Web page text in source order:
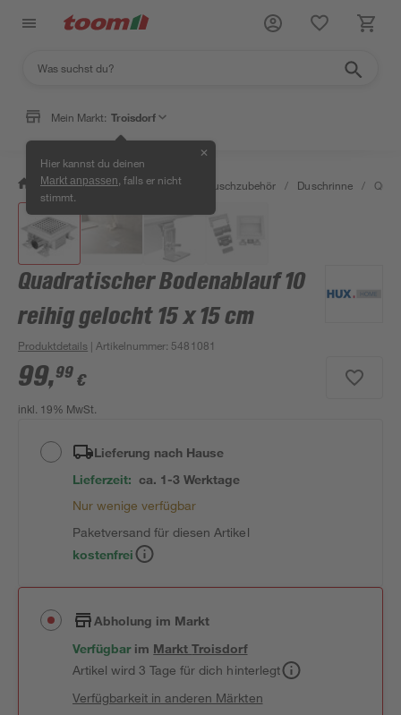
Mein Markt: Troisdorf
Hier kannst du deinen
Markt anpassen , falls er nicht
stimmt.
✕
/ Bad & Sanitär / Duschen Duschzubehör / Duschrinne /
Quadratischer Bodenablauf 10
reihig gelocht 15 x 15 cm
Produktdetails | Artikelnummer: 5481081
99,99 €
inkl. 19% MwSt.
Lieferung nach Hause
Lieferzeit: ca. 1-3 Werktage
Nur wenige verfügbar
Paketversand für diesen Artikel
kostenfrei
Abholung im Markt
Verfügbar im MarktTroisdorf
Artikel wird 3 Tage für dich hinterlegt
Verfügbarkeit in anderen Märkten